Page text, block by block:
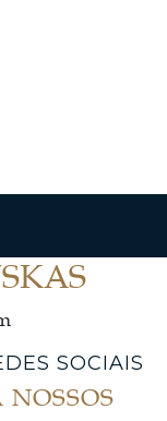
SOCIAIS
NOSSOS